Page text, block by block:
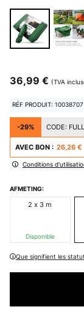
36,99 € (TVA
RÉF PRODUIT: 10038707
-29% CODE:
AVEC BON : 26,26 €
Conditions
AFMETING:
2 x 3 m
Disponible
Que signifient les